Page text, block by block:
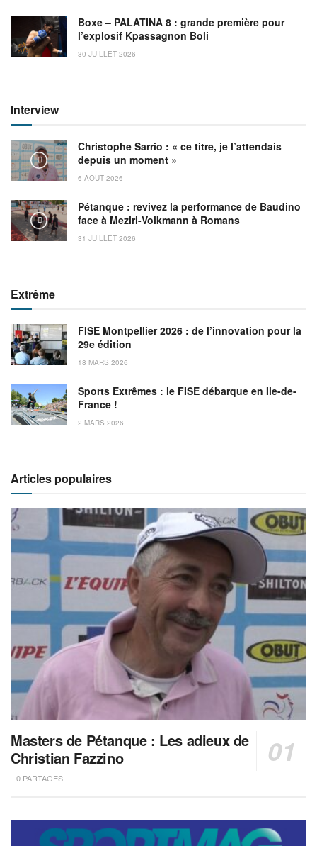
Boxe – PALATINA 8 : grande première pour
l’explosif Kpassagnon Boli
30 JUILLET 2026
Interview
Christophe Sarrio : « ce titre, je l’attendais
depuis un moment »
6 AOÛT 2026
Pétanque : revivez la performance de Baudino
face à Meziri-Volkmann à Romans
31 JUILLET 2026
Extrême
FISE Montpellier 2026 : de l’innovation pour la
29e édition
18 MARS 2026
Sports Extrêmes : le FISE débarque en Ile-de-
France !
2 MARS 2026
Articles populaires
Masters de Pétanque : Les adieux de
Christian Fazzino
0 PARTAGES